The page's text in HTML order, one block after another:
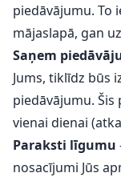
piedāvājumu. To
mājaslapā, gan
Saņem
Jums, tiklīdz būs
piedāvājumu.
vienai dienai
Paraksti līgumu
nosacījumi Jūs